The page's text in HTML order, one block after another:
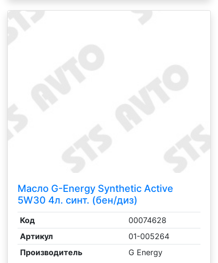
Масло G-Energy Synthetic Active
5W30 4л. синт. (бен/диз)
Код
00074628
Артикул
01-005264
Производитель
G Energy